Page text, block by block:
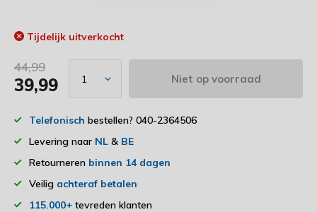
Tijdelijk uitverkocht
44,99
39,99 Niet op voorraad
Telefonisch bestellen? 040-2364506
Levering naar NL & BE
Retourneren binnen 14 dagen
Veilig achteraf betalen
115.000+ tevreden klanten